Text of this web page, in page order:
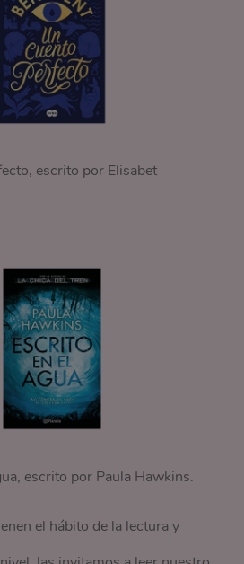
escrito por Elisabet
escrito por Paula Hawkins.
el hábito de la lectura y